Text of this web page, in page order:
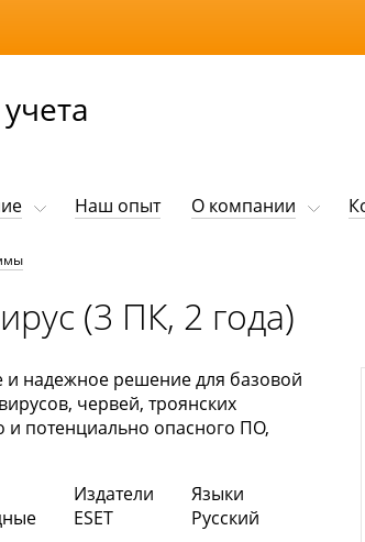
Наш опыт О компании
(3 ПК, 2 года)
и надежное решение для базовой
червей, троянских
потенциально опасного ПО,
Издатели
ESET
Языки
Русский